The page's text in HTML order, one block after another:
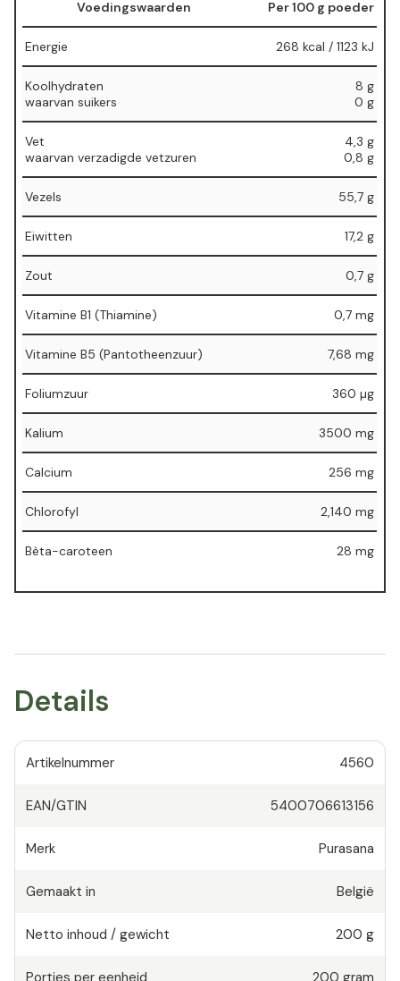
Voedingswaarden Per 100 g poeder
Energie 268 kcal / 1123 kJ
Koolhydraten
⁠waarvan suikers
8 g
⁠0 g
Vet
⁠waarvan verzadigde vetzuren
4,3 g
⁠0,8 g
Vezels 55,7 g
Eiwitten 17,2 g
Zout 0,7 g
Vitamine B1 (Thiamine) 0,7 mg
Vitamine B5 (Pantotheenzuur) 7,68 mg
Foliumzuur 360 µg
Kalium 3500 mg
Calcium 256 mg
Chlorofyl 2,140 mg
Bèta-caroteen 28 mg
Details
Artikelnummer 4560
EAN/GTIN 5400706613156
Merk Purasana
Gemaakt in België
Netto inhoud / gewicht 200 g